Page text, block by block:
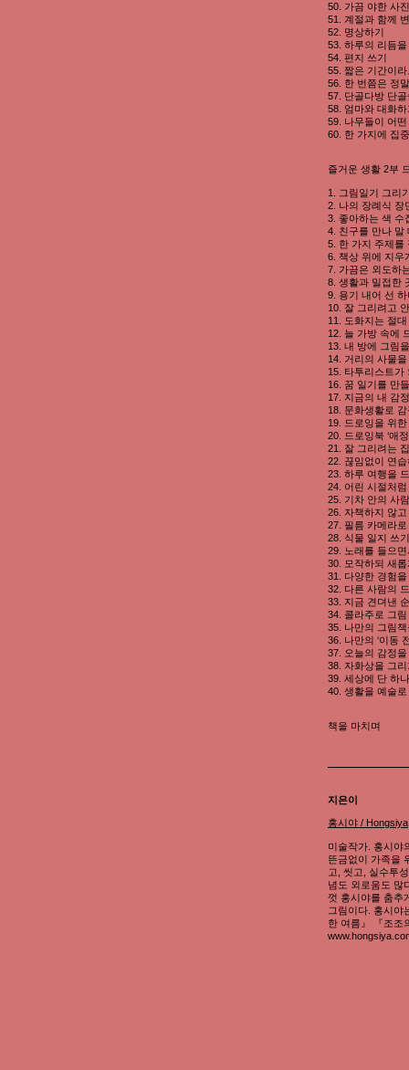
50. 가끔 야한 사
51. 계절과 함께
52. 명상하기
53. 하루의 리듬
54. 편지 쓰기
55. 짧은 기간이
56. 한 번쯤은 정
57. 단골다방 단
58. 엄마와 대화하
59. 나무들이 어
60. 한 가지에 집
즐거운 생활 2부
1. 그림일기 그리
2. 나의 장례식 장
3. 좋아하는 색 수
4. 친구를 만나 말
5. 한 가지 주제를
6. 책상 위에 지우
7. 가끔은 외도하
8. 생활과 밀접한
9. 용기 내어 선
10. 잘 그리려고
11. 도화지는 절
12. 늘 가방 속에
13. 내 방에 그림
14. 거리의 사물
15. 타투리스트가
16. 꿈 일기를 만
17. 지금의 내 감
18. 문화생활로
19. 드로잉을 위
20. 드로잉북 ‘애정
21. 잘 그리려는
22. 끊임없이 연
23. 하루 여행을
24. 어린 시절처럼
25. 기차 안의 사
26. 자책하지 않고
27. 필름 카메라
28. 식물 일지 쓰기
29. 노래를 들으
30. 모작하되 새
31. 다양한 경험을
32. 다른 사람의
33. 지금 견뎌낸
34. 콜라주로 그
35. 나만의 그림
36. 나만의 ‘이동
37. 오늘의 감정
38. 자화상을 그리
39. 세상에 단 하
40. 생활을 예술
책을 마치며
지은이
홍시야 / Hongsiya
미술작가. 홍시야
뜬금없이 가족을
고, 씻고, 실수투
념도 외로움도 많
껏 홍시야를 춤추
그림이다. 홍시야
한 여름』 『조조